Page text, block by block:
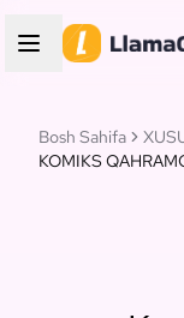
Bosh Sahifa
KOMIKS